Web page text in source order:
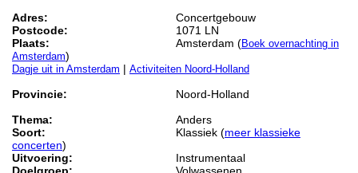
Adres:
Concertgebouw
Postcode:
1071 LN
Plaats:
Amsterdam (Boek overnachting in
Amsterdam)
Dagje uit in Amsterdam | Activiteiten Noord-Holland
Provincie:
Noord-Holland
Thema:
Anders
Soort:
Klassiek (meer klassieke
concerten)
Uitvoering:
Instrumentaal